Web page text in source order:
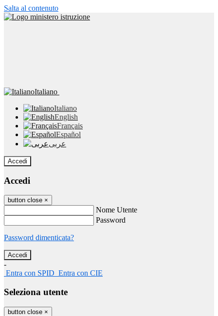
Salta al contenuto
Italiano
Italiano
English
Français
Español
عربى
Accedi
Accedi
button close ×
Nome Utente
Password
Password dimenticata?
-
Entra con SPID Entra con CIE
Seleziona utente
button close ×